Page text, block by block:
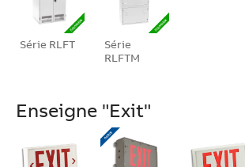
Série RLFT
Série
RLFTM
Enseigne "Exit"